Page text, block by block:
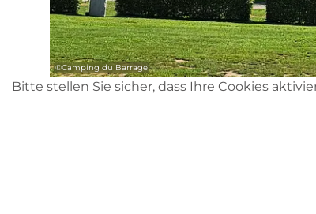
©Camping du Barrage
Bitte stellen Sie sicher, dass Ihre Cookies